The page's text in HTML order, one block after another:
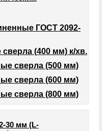
ГОСТ 2092-
(400 мм) к/хв.
сверла (500 мм)
сверла (600 мм)
сверла (800 мм)
30 мм (L-